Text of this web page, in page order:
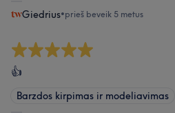
Giedrius•prieš beveik 5 metus
👍
Barzdos kirpimas ir modeliavimas